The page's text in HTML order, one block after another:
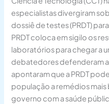
especialistas divergiram
dossiê de testes (PRDT)
PRDT coloca em sigilo os
laboratórios para chegar a
debatedores defenderam
apontaram que a PRDT
população a remédios
governo com a saúde